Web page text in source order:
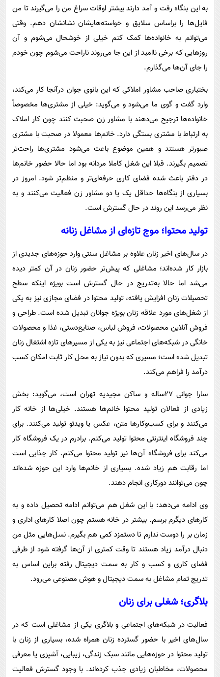
به این بنگاه رفت و آمد دارند بیشتر اوقات سراغ من را می‌گیرند تا من
فایل‌ها را براساس سلایق و خواسته‌هایشان نشانشان دهم. وقتی
می‌توانم به خانواده‌ها کمک کنم خیلی از خوشحال می‌شوم و آن
روزهایی که برخی ناامید از این جا می‌روند ناراحت می‌شوم چون خودم
را جای آن‌ها می‌گذارم.
بختیاری صاحب مشاور املاکی که این بانوی جوان درآنجا کار می‌کند،
وارد گفت و گوی ما می‌شود و می‌گوید: خیلی از مشتری‌ها مخصوصاً
خانواده‌ها ترجیح می‌دهند با مشاور زن صحبت کنند چون کار املاک
به ارتباط با مشتری بستگی دارد. خانم‌ها معمولا در صحبت با مشتری
صبورتر هستند و همین موضوع باعث می‌شود مشتری‌ها راحت‌تر
تصمیم بگیرند. قبلا این شغل کاملا مردانه بود اما حالا حضور خانم‌ها
در دفتر باعث شده فضای کاری حرفه‌ای‌تر و منظم‌تر شود. امروز در
بسیاری از بنگاه‌ها حداقل یک یا دو مشاور زن فعالیت می‌کنند و به
نظر می‌رسد این روند در حال گسترش است.
تولید محتوا؛ موج تازه‌ای از مشاغل زنانه
در سال‌های اخیر زنان علاوه بر مشاغل سنتی وارد حوزه‌های جدیدی از
بازار کار شده‌اند؛ مشاغلی که پیش‌تر حضور زنان در آن کمتر دیده
می‌شد اما حالا به‌تدریج در حال گسترش است بویژه اینکه سطح
تحصیلات زنان افزایش یافته، تولید محتوا در فضای مجازی نیز به یکی
از شغل‌های مورد علاقه زنان بویژه جوانان تبدیل شده است. طراحی و
فروش آنلاین محصولات، فروش لباس، صنایع‌دستی، غذا و محصولات
خانگی در شبکه‌های اجتماعی نیز به یکی از مسیرهای تازه اشتغال زنان
تبدیل شده است؛ مسیری که بدون نیاز به محل کار ثابت امکان کسب
درآمد را فراهم می‌کند.
سارا جوانی ۲۷ساله و ساکن مجیدیه تهران است، می‌گوید: بخش
زیادی از فعالان تولید محتوا خانم‌ها هستند. خیلی‌ها از خانه کار
می‌کنند و برای کسب‌وکارها متن، عکس یا ویدئو تولید می‌کنند. برای
چند فروشگاه اینترنتی محتوا تولید می‌کنم. برادرم در یک فروشگاه کار
می‌کند برای فروشگاه آن‌ها نیز تولید محتوا می‌کنم. کار جذابی است
اما رقابت هم زیاد شده. بسیاری از خانم‌ها وارد این حوزه شده‌اند
چون می‌توانند دورکاری انجام دهند.
وی ادامه می‌دهد: با این شغل هم می‌توانم ادامه تحصیل داده و به
کارهای دیگرم برسم. بیشتر در خانه هستم چون اصلا کارهای اداری و
زمان بر را دوست ندارم تا دستمزد کمی هم بگیرم. نسل‌هایی مثل من
دنبال درآمد زیاد هستند تا وقت کمتری از آن‌ها گرفته شود از طرفی
فضای کاری و کسب و کار به سمت دیجیتال رفته براین اساس به
تدریج تمام مشاغل به سمت دیجیتال و هوش مصنوعی می‌رود.
بلاگری؛ شغلی برای زنان
فعالیت در شبکه‌های اجتماعی و بلاگری یکی از مشاغلی است که در
سال‌های اخیر با حضور گسترده زنان همراه شده، بسیاری از زنان با
تولید محتوا در حوزه‌هایی مانند سبک زندگی، زیبایی، آشپزی یا معرفی
محصولات، مخاطبان زیادی جذب کرده‌اند. با وجود گسترش فعالیت